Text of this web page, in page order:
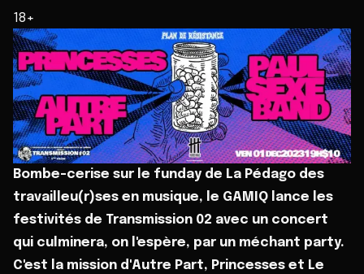
18+
Bombe-cerise sur le funday de La Pédago des
travailleu(r)ses en musique, le GAMIQ lance les
festivités de Transmission 02 avec un concert
qui culminera, on l'espère, par un méchant party.
C'est la mission d'Autre Part, Princesses et Le